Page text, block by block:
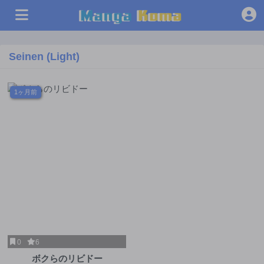
Seinen (Light)
1ヶ月前
0 6
ボクらのリビドー